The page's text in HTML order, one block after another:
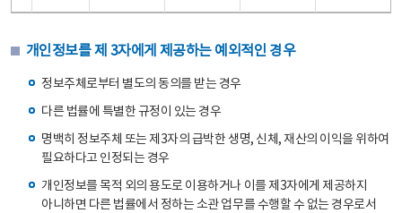
개인정보를 제 3자에게 제공하는 예외적인 경우
정보주체로부터 별도의 동의를 받는 경우
다른 법률에 특별한 규정이 있는 경우
명백히 정보주체 또는 제3자의 급박한 생명, 신체, 재산의 이익을 위하여
필요하다고 인정되는 경우
개인정보를 목적 외의 용도로 이용하거나 이를 제3자에게 제공하지
아니하면 다른 법률에서 정하는 소관 업무를 수행할 수 없는 경우로서